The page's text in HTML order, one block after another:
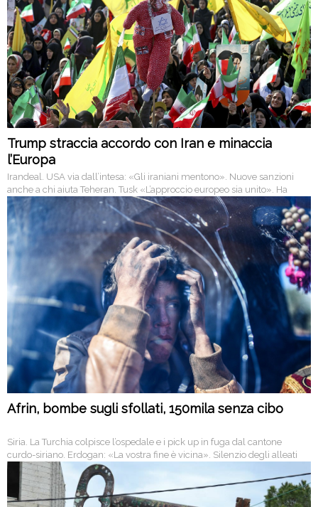
Trump straccia accordo con Iran e minaccia
l’Europa
Irandeal. USA via dall’intesa: «Gli iraniani mentono». Nuove sanzioni
anche a chi aiuta Teheran. Tusk «L’approccio europeo sia unito». Ha
prevalso il pressing saudita e israeliano, dalle guerre in Siria e Yemen al
«rapimento» di Hariri
Afrin, bombe sugli sfollati, 150mila senza cibo
Siria. La Turchia colpisce l’ospedale e i pick up in fuga dal cantone
curdo-siriano. Erdogan: «La vostra fine è vicina». Silenzio degli alleati
Nato. Ankara punta alla distruzione del confederalismo democratico di
Rojava